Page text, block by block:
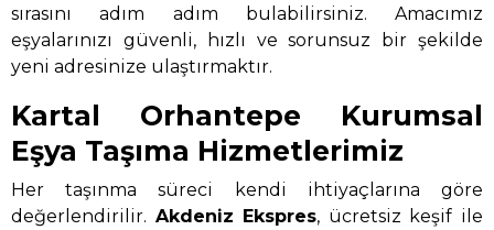
sırasını adım adım bulabilirsiniz. Amacımız
eşyalarınızı güvenli, hızlı ve sorunsuz bir şekilde
yeni adresinize ulaştırmaktır.
Kartal Orhantepe Kurumsal
Eşya Taşıma Hizmetlerimiz
Her taşınma süreci kendi ihtiyaçlarına göre
değerlendirilir. Akdeniz Ekspres, ücretsiz keşif ile